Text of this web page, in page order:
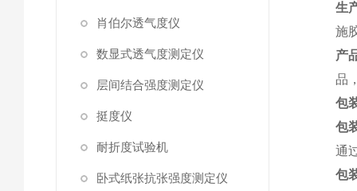
肖伯尔透气度仪
数显式透气度测定仪
层间结合强度测定仪
挺度仪
耐折度试验机
卧式纸张抗张强度测定仪
生
施
产
品
包
包
通
包